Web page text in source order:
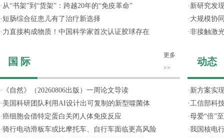
· 从“书架”到“货架”：跨越20年的“免疫革命”
· 短肠综合征患儿有了治疗新选择
· 力直接构成物质！中国科学家首次认证胶球存在
国 际
更多
>>
·
《自然》（20260806出版）一周论文导读
· 美国科研团队利用AI设计出可复制的新型噬菌体
·癌细胞会借特定蛋白关闭人体免疫反应
·骑行电动滑板车或比摩托车、自行车面临更高风险
· 新研究发
· 大规模协
·非接触激
动态
· 新方案实
·工信部科
·母爱“倍”
·我国核电